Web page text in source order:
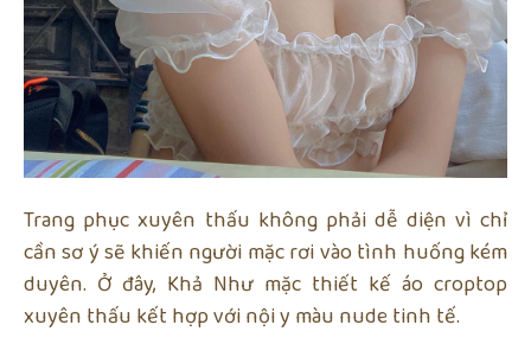
Trang phục xuyên thấu không phải dễ diện vì chỉ
cần sơ ý sẽ khiến người mặc rơi vào tình huống kém
duyên. Ở đây, Khả Như mặc thiết kế áo croptop
xuyên thấu kết hợp với nội y màu nude tinh tế.